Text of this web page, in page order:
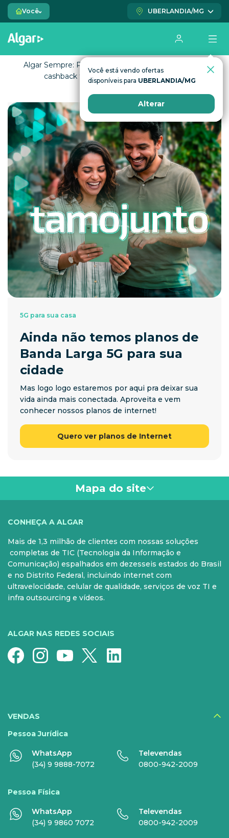
Você UBERLANDIA/MG
Você está vendo ofertas
disponíveis para UBERLANDIA/MG
Alterar
Algar Sempre: Prêmio toda semana. Desconto e
cashback todos os dias. Vem conferir!
5G para sua casa
Ainda não temos planos de
Banda Larga 5G para sua
cidade
Mas logo logo estaremos por aqui pra deixar sua
vida ainda mais conectada. Aproveita e vem
conhecer nossos planos de internet!
Quero ver planos de Internet
Você está vendo ofertas
disponíveis para UBERLANDIA/MG
Alterar
Mapa do site
PARA SUA CASA
Internet Fibra
Fixo
Super Wi-Fi
CELULAR
Aparelhos
DIGITAIS
Disney+
Nomo Music
Sky+
HBO Max
CONHEÇA A ALGAR
Mais de 1,3 milhão de clientes com nossas soluções
completas de TIC (Tecnologia da Informação e
Comunicação) espalhados em dezesseis estados do Brasil
e no Distrito Federal, incluindo internet com
ultravelocidade, celular de qualidade, serviços de voz TI e
infra outsourcing e vídeos.
ALGAR NAS REDES SOCIAIS
VENDAS
Pessoa Jurídica
WhatsApp
(34) 9 9888-7072
Televendas
0800-942-2009
Pessoa Física
WhatsApp
(34) 9 9860 7072
Televendas
0800-942-2009